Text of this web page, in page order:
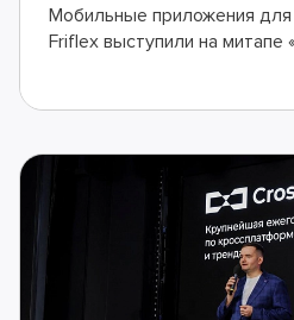
Мобильные приложения
Friflex выступили на